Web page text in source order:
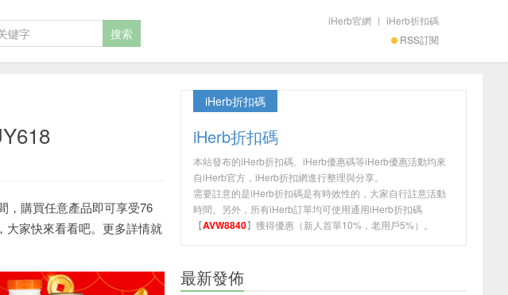
RSS訂閱
iHerb官網 | iHerb折扣碼
，購買任意產品即可享受76
大家快來看看吧。更多詳情就
iHerb折扣碼
iHerb折扣碼
本站發布的iHerb折扣碼、iHerb優惠碼等iHerb優惠活動均來
自iHerb官方，iHerb折扣網進行整理與分享。
需要註意的是iHerb折扣碼是有時效性的，大家自行註意活動
時間。另外，所有iHerb訂單均可使用通用iHerb折扣碼
【AVW8840】獲得優惠（新人首單10%，老用戶5%）。
最新發佈